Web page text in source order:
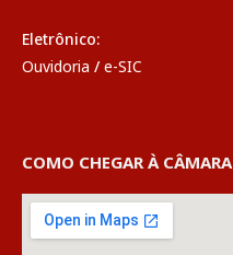
Eletrônico:
Ouvidoria / e-SIC
COMO CHEGAR À CÂMARA